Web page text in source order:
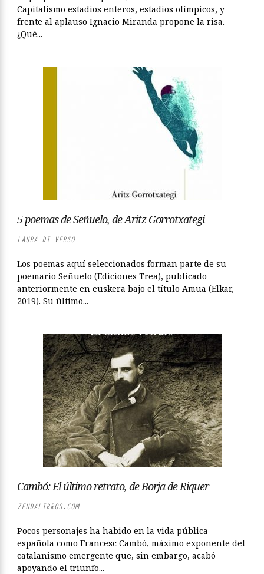
Capitalismo estadios enteros, estadios olímpicos, y
frente al aplauso Ignacio Miranda propone la risa.
¿Qué...
5 poemas de Señuelo, de Aritz Gorrotxategi
LAURA DI VERSO
Los poemas aquí seleccionados forman parte de su
poemario Señuelo (Ediciones Trea), publicado
anteriormente en euskera bajo el título Amua (Elkar,
2019). Su último...
Cambó: El último retrato, de Borja de Riquer
ZENDALIBROS.COM
Pocos personajes ha habido en la vida pública
española como Francesc Cambó, máximo exponente del
catalanismo emergente que, sin embargo, acabó
apoyando el triunfo...